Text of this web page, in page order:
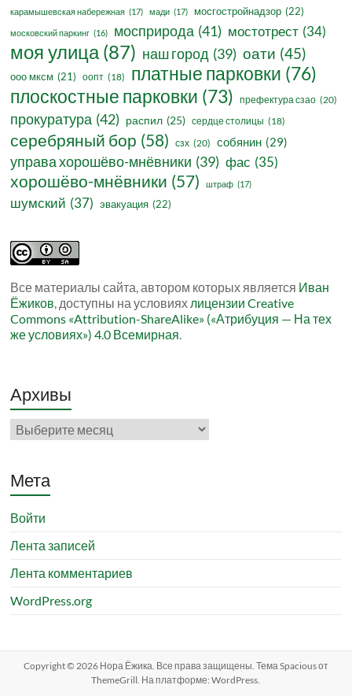
карамышевская набережная (17) мади (17) мосгостройнадзор (22)
московский паркинг (16) мосприрода (41) мостотрест (34)
моя улица(87) наш город (39) оати (45)
ооо мксм (21) оопт (18) платные парковки (76)
плоскостные парковки (73) префектура сзао (20)
прокуратура (42) распил (25) сердце столицы (18)
серебряный бор (58) сзх (20) собянин (29)
управа хорошёво-мнёвники (39) фас (35)
хорошёво-мнёвники (57) штраф (17)
шумский (37) эвакуация (22)
Все материалы сайта, автором которых является Иван
Ёжиков, доступны на условиях лицензии Creative
Commons «Attribution-ShareAlike» («Атрибуция — На тех
же условиях») 4.0 Всемирная.
Архивы
Архивы
Мета
Войти
Лента записей
Лента комментариев
WordPress.org
Copyright © 2026 Нора Ёжика. Все права защищены. ТемаSpaciousот
ThemeGrill. На платформе:WordPress.